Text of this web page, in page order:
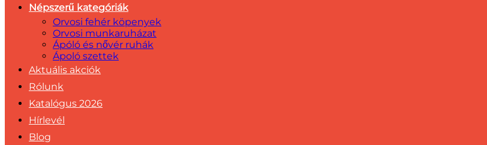
Népszerű kategóriák
Orvosi fehér köpenyek
Orvosi munkaruházat
Ápóló és nővér ruhák
Ápoló szettek
Aktuális akciók
Rólunk
Katalógus 2026
Hírlevél
Blog